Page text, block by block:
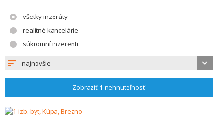
všetky inzeráty
realitné kancelárie
súkromní inzerenti
najnovšie
Zobraziť1 nehnuteľností